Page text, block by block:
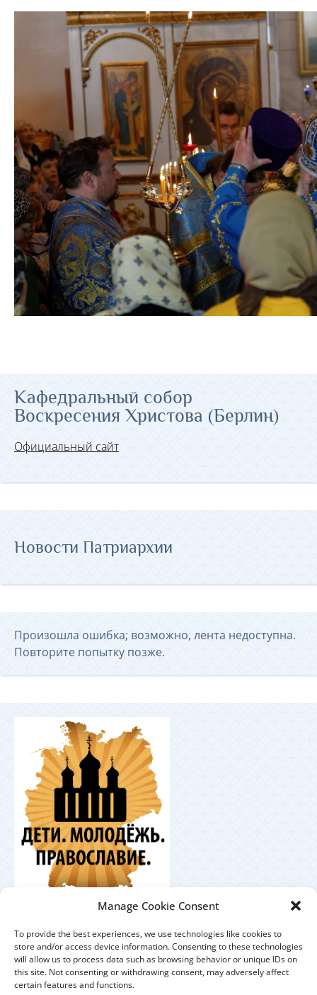
Manage Cookie Consent
To provide the best experiences, we use technologies like cookies to
store and/or access device information. Consenting to these technologies
will allow us to process data such as browsing behavior or unique IDs on
this site. Not consenting or withdrawing consent, may adversely affect
certain features and functions.
Кафедральный собор
Воскресения Христова (Берлин)
Официальный сайт
Новости Патриархии
Произошла ошибка; возможно, лента недоступна.
Повторите попытку позже.
центр по работе с православной молодёжью в
Германии